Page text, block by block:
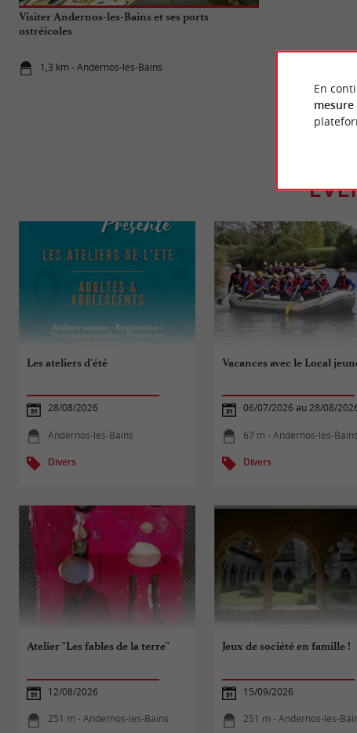
Visiter Andernos-les-Bains et ses ports
ostréicoles
1,3 km - Andernos-les-Bains
Les ateliers d'été
28/08/2026
Andernos-les-Bains
Divers
Vacances avec le Local
06/07/2026 au 28/08/
67 m - Andernos-les-Bains
Divers
Atelier "Les fables de la terre"
12/08/2026
251 m - Andernos-les-Bains
Jeux de société en famille !
15/09/2026
251 m - Andernos-les-
En